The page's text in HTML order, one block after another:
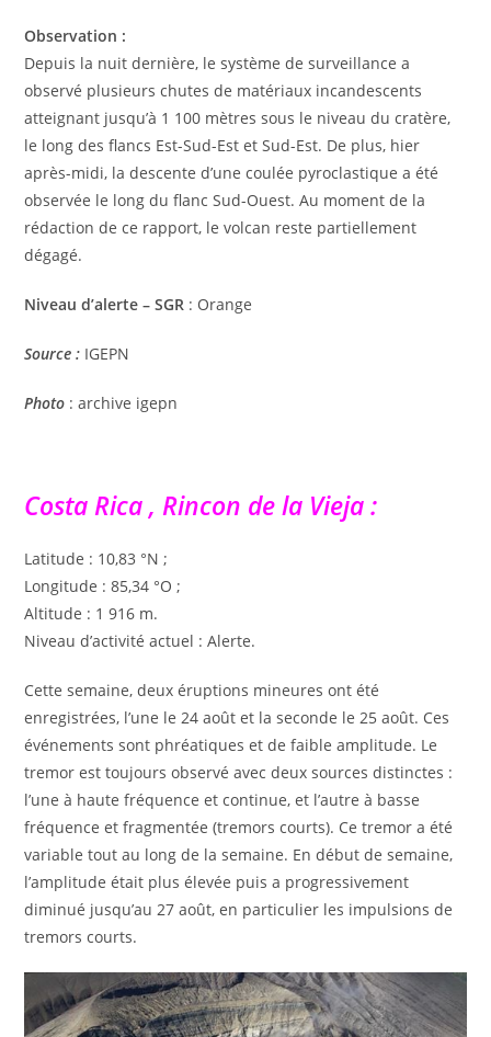
Observation :
Depuis la nuit dernière, le système de surveillance a
observé plusieurs chutes de matériaux incandescents
atteignant jusqu’à 1 100 mètres sous le niveau du cratère,
le long des flancs Est-Sud-Est et Sud-Est. De plus, hier
après-midi, la descente d’une coulée pyroclastique a été
observée le long du flanc Sud-Ouest. Au moment de la
rédaction de ce rapport, le volcan reste partiellement
dégagé.
Niveau d’alerte – SGR : Orange
Source: IGEPN
Photo : archive igepn
Costa Rica , Rincon de la Vieja :
Latitude : 10,83 °N ;
Longitude : 85,34 °O ;
Altitude : 1 916 m.
Niveau d’activité actuel : Alerte.
Cette semaine, deux éruptions mineures ont été
enregistrées, l’une le 24 août et la seconde le 25 août. Ces
événements sont phréatiques et de faible amplitude. Le
tremor est toujours observé avec deux sources distinctes :
l’une à haute fréquence et continue, et l’autre à basse
fréquence et fragmentée (tremors courts). Ce tremor a été
variable tout au long de la semaine. En début de semaine,
l’amplitude était plus élevée puis a progressivement
diminué jusqu’au 27 août, en particulier les impulsions de
tremors courts.